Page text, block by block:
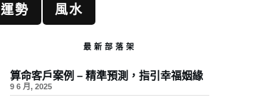
運勢
風水
最新部落架
算命客戶案例 – 精準預測，指引幸福姻緣
9 6 月, 2025